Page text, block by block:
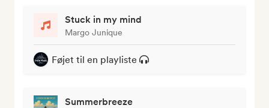
Stuck in my mind
Margo Junique
Føjet til en playliste
Summerbreeze